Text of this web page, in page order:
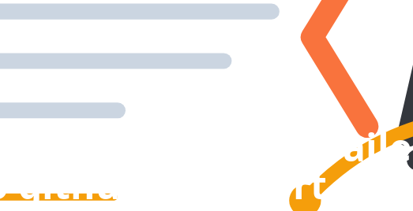
接gethub的问题：
github.com port 443